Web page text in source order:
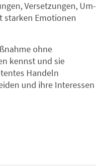
Versetzungen, Um-
starken Emotionen
ohne
kennst und sie
Handeln
und ihre Interessen